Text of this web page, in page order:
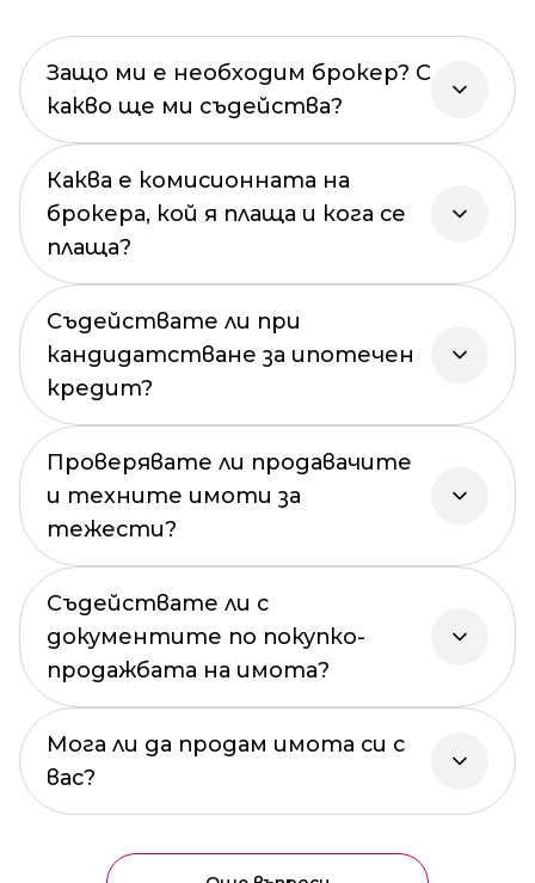
Защо ми е необходим брокер? С
какво ще ми съдейства?
Каква е комисионната на
брокера, кой я плаща и кога се
плаща?
Съдействате ли при
кандидатстване за ипотечен
кредит?
Проверявате ли продавачите
и техните имоти за
тежести?
Съдействате ли с
документите по покупко-
продажбата на имота?
Мога ли да продам имота си с
вас?